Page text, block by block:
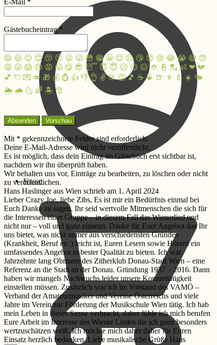
Kasse
E-Mail *
Gästebucheintrag*
😄 😃 😉 😊 😚 😗 😜 😛 😳 😁 😬 😌 😞 😘 😍 😢 😂 😭 😅 😓
😩 😮 😱 😠 😡 😤 😋 😎 😴 😈 😇 😕 😏 😑 👲 👮 💂 👶 ❤ 💔
💕 💘 💌 💋 🎁 💰 💍 👍 👎 👌 ✌️ 🤘 👏 🎵 ☕️ 🍵 🍺 🍷 🍼 ☀️ 🌤
🌦 🌧 🌜 🌈 🏝 🎅
Mit * gekennzeichnete Felder sind erforderlich.
Deine E-Mail-Adresse wird nicht veröffentlicht.
Es ist möglich, dass dein Eintrag im Gästebuch erst sichtbar ist,
nachdem wir ihn überprüft haben.
Wir behalten uns vor, Einträge zu bearbeiten, zu löschen oder nicht
zu veröffentlichen.
Hans Haslingeraus Wien schrieb am 1. April 2024
Lieber Crazy Joe, liebe Zibs, Es ist mir ein Bedürfnis einmal bei
Euch Danke zu sagen. Ihr seid wertvolle Mitmenschen die sich für
die Interessen einer Gruppe – in diesem Fall das Wienerlied und
nicht nur – voll und ganz einsetzt. Danke für Euer Angebot das Ihr
uns bietet, was nicht immer aus verschiedensten Gründen
(Krankheit, Beruf etc.) leicht ist, Euren Lesern sowie Hörern ein
umfassendes Angebot in bester Qualität zu bieten. Ich war
Jahrzehnte lang Obmann des Zitherklub Donau-Stadt Wien – eine
Referenz an die Stadt an der Donau. Gründung 1937 – 2016. Dann
haben wir mangels Nachwuchs leider unsere Konzerttätigkeit
einstellen müssen. Zusätzlich war ich im Vorstand des VAMÖ –
Verband der Amateurmusiker und Vereine Österreichs und viele
Jahre im Verein zur Förderung der Musikschule Wien tätig. Ich hab
mein Leben in dieser Szene verbracht, daher fühle ich mich berufen
Eure Arbeit im Interesse des Wiener Liedes die ich ganz besonders
wertzuschätzen weiß. Ich möchte mich daher daher für Euren
Einsatz herzlich bedanken. Liebe musikalische Grüße Hans